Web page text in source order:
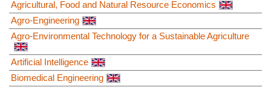
Agricultural, Food and Natural Resource Economics
Agro-Engineering
Agro-Environmental Technology for a Sustainable Agriculture
Artificial Intelligence
Biomedical Engineering